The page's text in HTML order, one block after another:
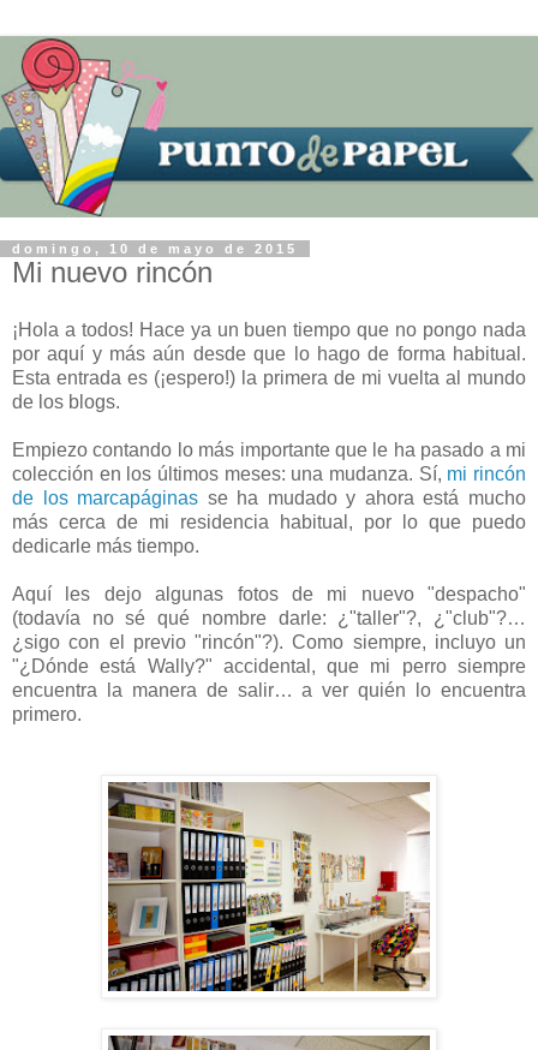
domingo, 10 de mayo de 2015
Mi nuevo rincón
¡Hola a todos! Hace ya un buen tiempo que no pongo nada
por aquí y más aún desde que lo hago de forma habitual.
Esta entrada es (¡espero!) la primera de mi vuelta al mundo
de los blogs.
Empiezo contando lo más importante que le ha pasado a mi
colección en los últimos meses: una mudanza. Sí, mi rincón
de los marcapáginas se ha mudado y ahora está mucho
más cerca de mi residencia habitual, por lo que puedo
dedicarle más tiempo.
Aquí les dejo algunas fotos de mi nuevo "despacho"
(todavía no sé qué nombre darle: ¿"taller"?, ¿"club"?…
¿sigo con el previo "rincón"?). Como siempre, incluyo un
"¿Dónde está Wally?" accidental, que mi perro siempre
encuentra la manera de salir… a ver quién lo encuentra
primero.